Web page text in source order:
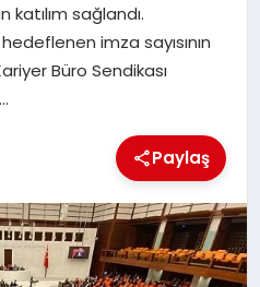
sağlandı.
imza sayısının
Büro Sendikası
Paylaş